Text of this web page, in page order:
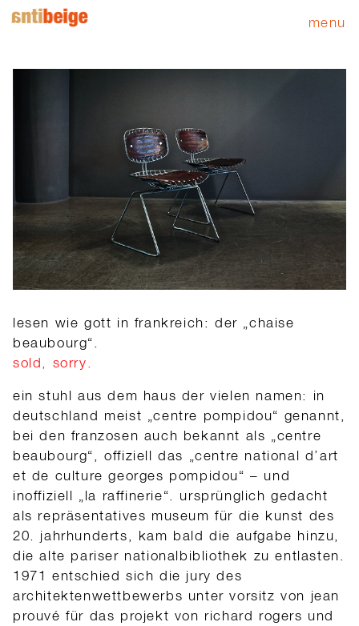
menu
lesen wie gott in frankreich: der „chaise
beaubourg“.
sold, sorry.
ein stuhl aus dem haus der vielen namen: in
deutschland meist „centre pompidou“ genannt,
bei den franzosen auch bekannt als „centre
beaubourg“, offiziell das „centre national d’art
et de culture georges pompidou“ – und
inoffiziell „la raffinerie“. ursprünglich gedacht
als repräsentatives museum für die kunst des
20. jahrhunderts, kam bald die aufgabe hinzu,
die alte pariser nationalbibliothek zu entlasten.
1971 entschied sich die jury des
architektenwettbewerbs unter vorsitz von jean
prouvé für das projekt von richard rogers und